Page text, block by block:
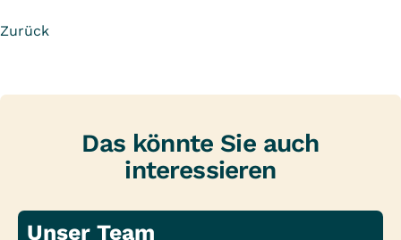
Zurück
Das könnte Sie auch
interessieren
Unser Team